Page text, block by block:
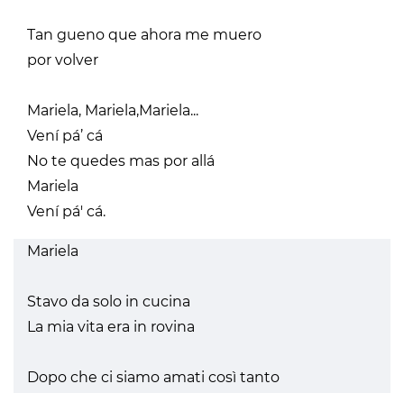
Tan gueno que ahora me muero
por volver
Mariela, Mariela,Mariela...
Vení pá’ cá
No te quedes mas por allá
Mariela
Vení pá' cá.
Mariela
Stavo da solo in cucina
La mia vita era in rovina
Dopo che ci siamo amati così tanto